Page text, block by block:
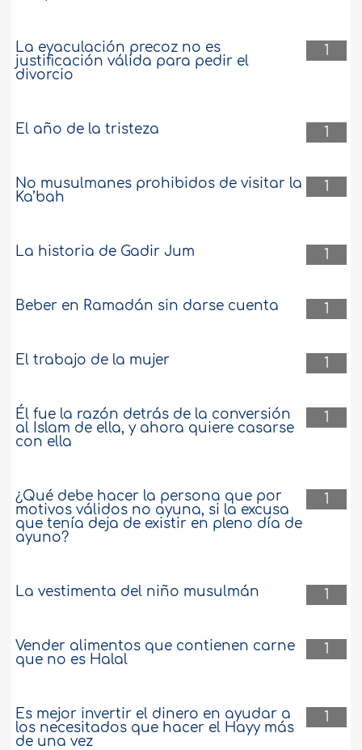
1
La eyaculación precoz no es
justificación válida para pedir el
divorcio
1
El año de la tristeza
1
No musulmanes prohibidos de visitar la
Ka’bah
1
La historia de Gadir Jum
1
Beber en Ramadán sin darse cuenta
1
El trabajo de la mujer
1
Él fue la razón detrás de la conversión
al Islam de ella, y ahora quiere casarse
con ella
1
¿Qué debe hacer la persona que por
motivos válidos no ayuna, si la excusa
que tenía deja de existir en pleno día de
ayuno?
1
La vestimenta del niño musulmán
1
Vender alimentos que contienen carne
que no es Halal
1
Es mejor invertir el dinero en ayudar a
los necesitados que hacer el Hayy más
de una vez